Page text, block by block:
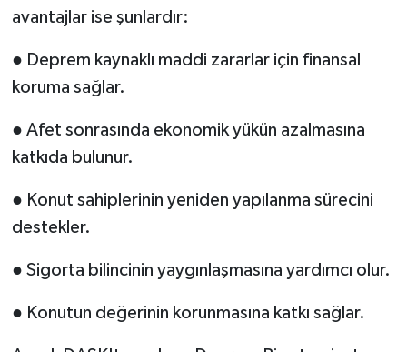
avantajlar ise şunlardır:
● Deprem kaynaklı maddi zararlar için finansal
koruma sağlar.
● Afet sonrasında ekonomik yükün azalmasına
katkıda bulunur.
● Konut sahiplerinin yeniden yapılanma sürecini
destekler.
● Sigorta bilincinin yaygınlaşmasına yardımcı olur.
● Konutun değerinin korunmasına katkı sağlar.